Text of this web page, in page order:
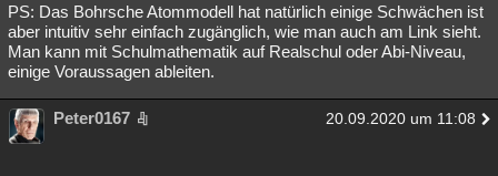
PS: Das Bohrsche Atommodell hat natürlich einige Schwächen ist
aber intuitiv sehr einfach zugänglich, wie man auch am Link sieht.
Man kann mit Schulmathematik auf Realschul oder Abi-Niveau,
einige Voraussagen ableiten.
Peter0167 20.09.2020 um 11:08